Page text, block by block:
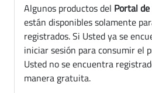
Algunos productos del Portal
están disponibles solamente
registrados. Si Usted ya se
iniciar sesión para consumir el
Usted no se encuentra
manera gratuita.